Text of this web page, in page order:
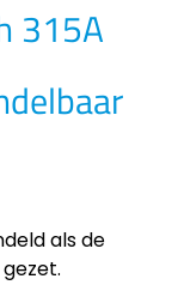
315A
als de